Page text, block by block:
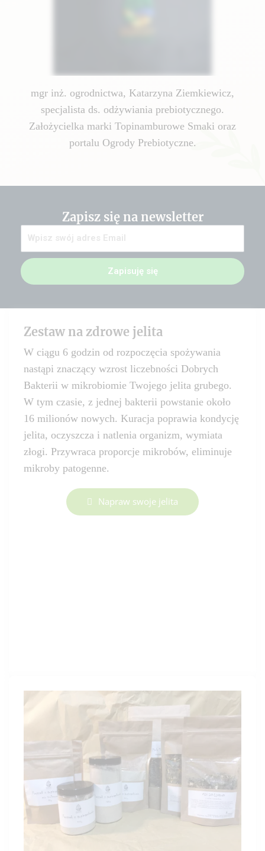
mgr inż. ogrodnictwa, Katarzyna Ziemkiewicz,
specjalista ds. odżywiania prebiotycznego.
Założycielka marki Topinamburowe Smaki oraz
portalu Ogrody Prebiotyczne.
Zapisz się na newsletter
Zapisuję się
Zestaw na zdrowe jelita
W ciągu 6 godzin od rozpoczęcia spożywania
nastąpi znaczący wzrost liczebności Dobrych
Bakterii w mikrobiomie Twojego jelita grubego.
W tym czasie, z jednej bakterii powstanie około
16 milionów nowych. Kuracja poprawia kondycję
jelita, oczyszcza i natlenia organizm, wymiata
złogi. Przywraca proporcje mikrobów, eliminuje
mikroby patogenne.
Napraw swoje jelita